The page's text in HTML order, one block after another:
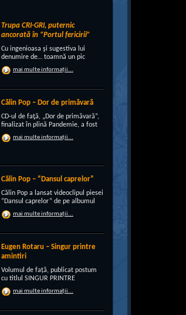
Trupa CRI-GRI, puternic
ancorată în “Portul fericirii”
Cu ingenioasa şi sugestiva lui
denumire de… toamnă un pic
“încruntată”, elegant suprapusă
unei existenţe de peste un sfert de
voios anotimpul ruginiu al
melancoliilor de tot soiul, cu un nou
[…]
mai multe informații...
Călin Pop – Dor de primăvară
CD-ul de faţă, „Dor de primăvară”,
finalizat în plină Pandemie, a fost
conceput, pe de-a intregul, de
rocker-ul Călin Pop, inconfundabil
publică electrizantă, de
experimentat vocalist […]
mai multe informații...
Călin Pop – “Dansul caprelor”
Călin Pop a lansat videoclipul piesei
“Dansul caprelor” de pe albumul
“Ritual de iarnă”. Premiera a avut
loc pe 27.12.2020 pe canalul
Jocul caprei este un obicei întâlnit
în perioada […]
mai multe informații...
Eugen Rotaru – Singur printre
amintiri
Volumul de față, publicat postum
cu titlul SINGUR PRINTRE
AMINTIRI, este o confesiune a lui
Eugen Rotaru despre bunii lui
unul, și l-au lăsat din ce în ce mai
mai multe informații...